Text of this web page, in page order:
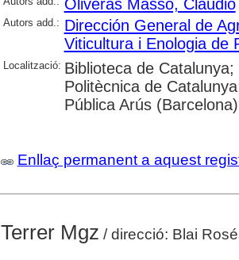
Oliveras Massó, Claudio
Autors add.: Dirección General de
Viticultura i Enologia de
Localització: Biblioteca de
Politècnica de
Pública Arús
Enllaç permanent a aquest
Terrer Mgz / direcció: Blai